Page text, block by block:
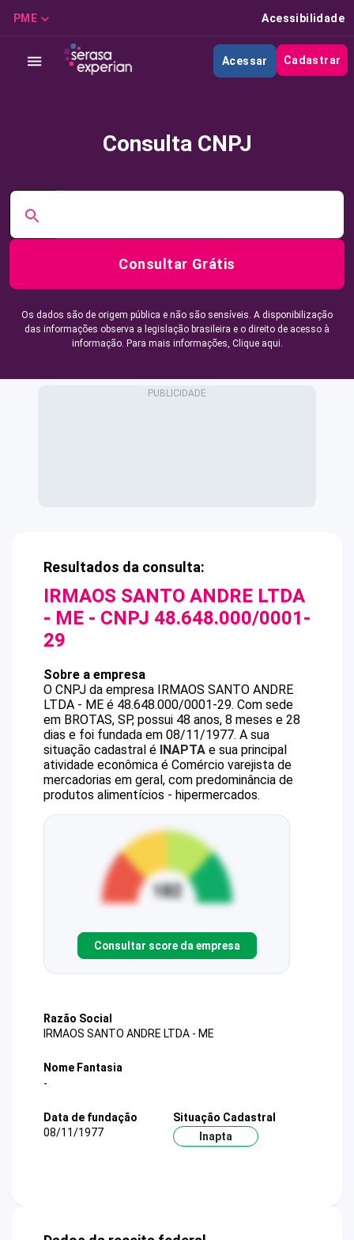
PME Acessibilidade
Acessar Cadastrar
Consulta CNPJ
Consultar Grátis
Os dados são de origem pública e não são sensíveis. A disponibilização
das informações observa a legislação brasileira e o direito de acesso à
informação. Para mais informações, Clique aqui.
Resultados da consulta:
IRMAOS SANTO ANDRE LTDA
- ME - CNPJ 48.648.000/0001-
29
Sobre a empresa
O CNPJ da empresa IRMAOS SANTO ANDRE
LTDA - ME é 48.648.000/0001-29. Com sede
em BROTAS, SP, possui 48 anos, 8 meses e 28
dias e foi fundada em 08/11/1977. A sua
situação cadastral é INAPTA e sua principal
atividade econômica é Comércio varejista de
mercadorias em geral, com predominância de
produtos alimentícios - hipermercados.
Consultar score da empresa
Razão Social
IRMAOS SANTO ANDRE LTDA - ME
Nome Fantasia
-
Data de fundação
08/11/1977
Situação Cadastral
Inapta